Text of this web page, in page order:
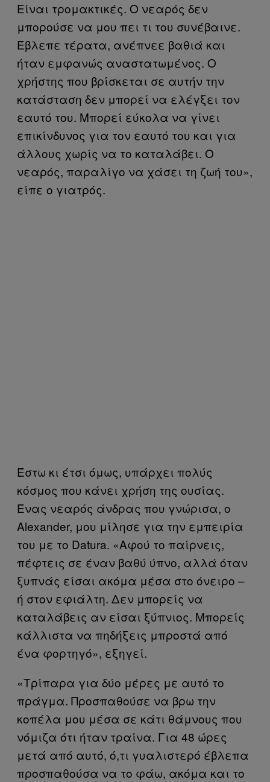
Είναι τρομακτικές. Ο νεαρός δεν
μπορούσε να μου πει τι του συνέβαινε.
Έβλεπε τέρατα, ανέπνεε βαθιά και
ήταν εμφανώς αναστατωμένος. Ο
χρήστης που βρίσκεται σε αυτήν την
κατάσταση δεν μπορεί να ελέγξει τον
εαυτό του. Μπορεί εύκολα να γίνει
επικίνδυνος για τον εαυτό του και για
άλλους χωρίς να το καταλάβει. Ο
νεαρός, παραλίγο να χάσει τη ζωή του»,
είπε ο γιατρός.
Έστω κι έτσι όμως, υπάρχει πολύς
κόσμος που κάνει χρήση της ουσίας.
Ένας νεαρός άνδρας που γνώρισα, ο
Alexander, μου μίλησε για την εμπειρία
του με το Datura. «Αφού το παίρνεις,
πέφτεις σε έναν βαθύ ύπνο, αλλά όταν
ξυπνάς είσαι ακόμα μέσα στο όνειρο –
ή στον εφιάλτη. Δεν μπορείς να
καταλάβεις αν είσαι ξύπνιος. Μπορείς
κάλλιστα να πηδήξεις μπροστά από
ένα φορτηγό», εξηγεί.
«Τρίπαρα για δύο μέρες με αυτό το
πράγμα. Προσπαθούσε να βρω την
κοπέλα μου μέσα σε κάτι θάμνους που
νόμιζα ότι ήταν τραίνα. Για 48 ώρες
μετά από αυτό, ό,τι γυαλιστερό έβλεπα
προσπαθούσα να το φάω, ακόμα και το